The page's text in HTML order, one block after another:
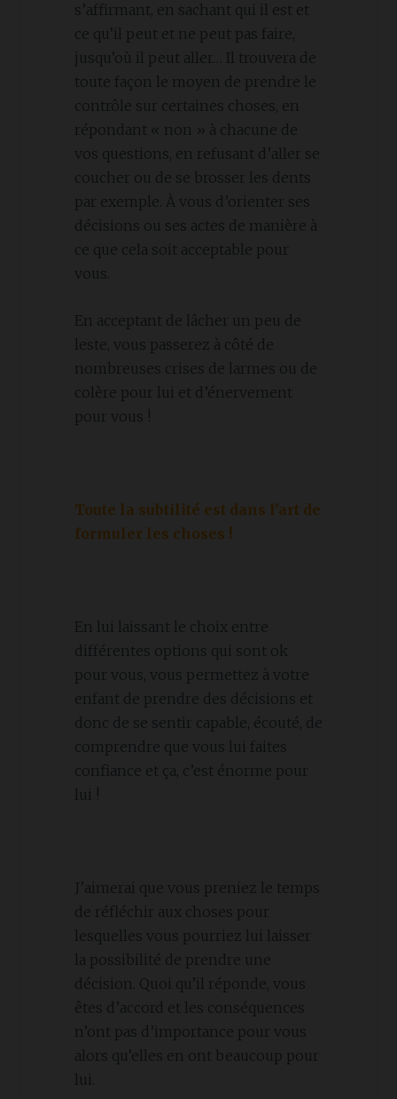
s’affirmant, en sachant qui il est et
ce qu’il peut et ne peut pas faire,
jusqu’où il peut aller… Il trouvera de
toute façon le moyen de prendre le
contrôle sur certaines choses, en
répondant « non » à chacune de
vos questions, en refusant d’aller se
coucher ou de se brosser les dents
par exemple. À vous d’orienter ses
décisions ou ses actes de manière à
ce que cela soit acceptable pour
vous.
En acceptant de lâcher un peu de
leste, vous passerez à côté de
nombreuses crises de larmes ou de
colère pour lui et d’énervement
pour vous !
Toute la subtilité est dans l’art de
formuler les choses !
En lui laissant le choix entre
différentes options qui sont ok
pour vous, vous permettez à votre
enfant de prendre des décisions et
donc de se sentir capable, écouté, de
comprendre que vous lui faites
confiance et ça, c’est énorme pour
lui !
J’aimerai que vous preniez le temps
de réfléchir aux choses pour
lesquelles vous pourriez lui laisser
la possibilité de prendre une
décision. Quoi qu’il réponde, vous
êtes d’accord et les conséquences
n’ont pas d’importance pour vous
alors qu’elles en ont beaucoup pour
lui.